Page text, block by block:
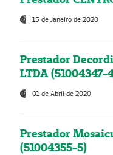
15 de Janeiro de 2020
Prestador
LTDA (51004347-
01 de Abril de 2020
Prestador
(51004355-5)